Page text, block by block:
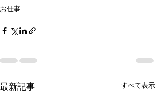
お仕事
最新記事 すべて表示